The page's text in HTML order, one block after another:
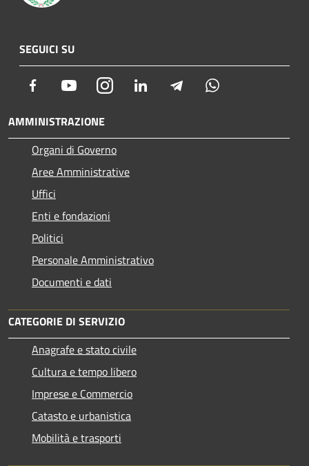
SEGUICI SU
Facebook YoutubeInstagram LinkedIn Telegram
AMMINISTRAZIONE
Organi di Governo
Aree Amministrative
Uffici
Enti e fondazioni
Politici
Personale Amministrativo
Documenti e dati
CATEGORIE DI SERVIZIO
Anagrafe e stato civile
Cultura e tempo libero
Imprese e Commercio
Catasto e urbanistica
Mobilità e trasporti